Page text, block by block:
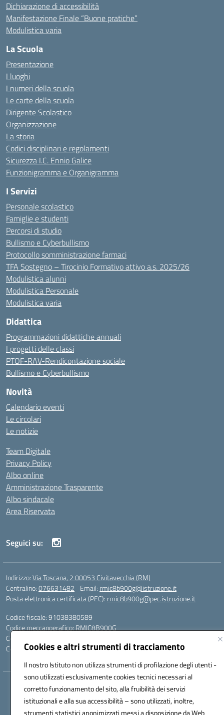
Cookies e altri strumenti di tracciamento
Il nostro Istituto non utilizza strumenti di profilazione degli utenti -
sono utilizzati esclusivamente cookies tecnici necessari al
corretto funzionamento del sito, alla fruibilità dei servizi
istituzionali e alla sua accessibilità – sono utilizzati, inoltre,
strumenti statistici anonimizzati messi a disposizione da Web
Dichiarazione di accessibilità
Manifestazione Finale “Buone pratiche”
Modulistica varia
La Scuola
Presentazione
I luoghi
I numeri della scuola
Le carte della scuola
Dirigente Scolastico
Organizzazione
La storia
Codici disciplinari e regolamenti
Sicurezza I.C. Ennio Galice
Funzionigramma e Organigramma
I Servizi
Personale scolastico
Famiglie e studenti
Percorsi di studio
Bullismo e Cyberbullismo
Protocollo somministrazione farmaci
TFA Sostegno – Tirocinio Formativo attivo a.s. 2025/26
Modulistica alunni
Modulistica Personale
Modulistica varia
Didattica
Programmazioni didattiche annuali
I progetti delle classi
PTOF-RAV-Rendicontazione sociale
Bullismo e Cyberbullismo
Novità
Calendario eventi
Le circolari
Le notizie
Team Digitale
Privacy Policy
Albo online
Amministrazione Trasparente
Albo sindacale
Area Riservata
Seguici su:
Indirizzo:Via Toscana, 2 00053 Civitavecchia (RM)
Centralino:076631482 Email: rmic8b900g@istruzione.it
Posta elettronica certificata (PEC): rmic8b900g@pec.istruzione.it
Codice fiscale: 91038380589
Codice meccanografico: RMIC8B900G
Codice Indice delle Pubbliche Amministrazioni (IPA): istsc_rmic8b900g
Codice unico di fatturazione (CUF): UFP4NO
Hosting & Powered by 3D Solution S.r.l.
Concept & Design by Designers Italia